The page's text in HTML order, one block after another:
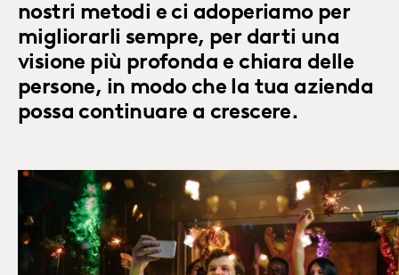
nostri metodi e ci adoperiamo per
migliorarli sempre, per darti una
visione più profonda e chiara delle
persone, in modo che la tua azienda
possa continuare a crescere.